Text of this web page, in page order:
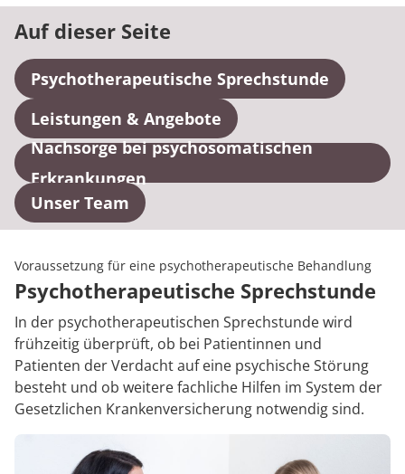
Auf dieser Seite
Psychotherapeutische Sprechstunde
Leistungen & Angebote
Nachsorge bei psychosomatischen
Erkrankungen
Unser Team
Voraussetzung für eine psychotherapeutische Behandlung
Psychotherapeutische Sprechstunde
In der psychotherapeutischen Sprechstunde wird
frühzeitig überprüft, ob bei Patientinnen und
Patienten der Verdacht auf eine psychische Störung
besteht und ob weitere fachliche Hilfen im System der
Gesetzlichen Krankenversicherung notwendig sind.